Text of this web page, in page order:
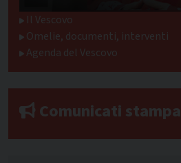
Il Vescovo
Omelie, documenti, interventi
Agenda del Vescovo
Comunicati stampa